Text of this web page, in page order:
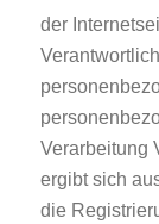
der
Verarbeitung
ergibt sich
die